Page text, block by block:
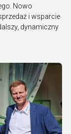
Nowo
i wsparcie
dynamiczny